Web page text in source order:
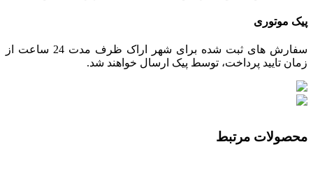
پیک موتوری
سفارش های ثبت شده برای شهر اراک ظرف مدت 24 ساعت از
زمان تایید پرداخت، توسط پیک ارسال خواهند شد.
محصولات مرتبط